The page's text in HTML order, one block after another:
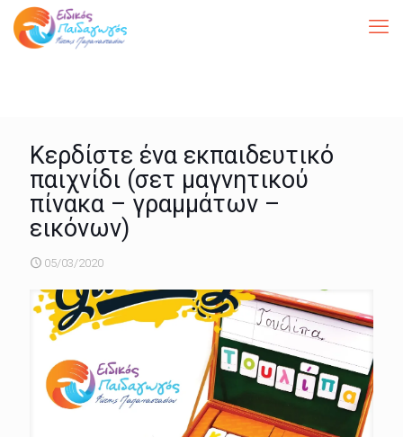
Κερδίστε ένα εκπαιδευτικό
παιχνίδι (σετ μαγνητικού
πίνακα – γραμμάτων –
εικόνων)
05/03/2020